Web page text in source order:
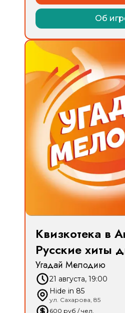
Об
Квизкотека в
Русские хиты
Угадай Мелодию
21 августа, 19:00
Hide in 85
ул. Сахарова, 85
600 руб / чел.